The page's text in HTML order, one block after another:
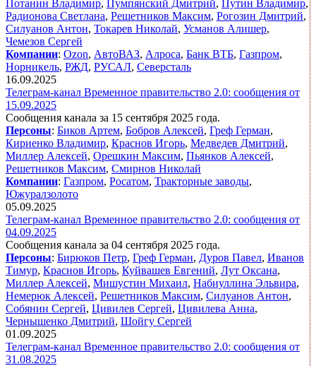
Потанин Владимир, Пумпянский Дмитрий, Путин Владимир,
Радионова Светлана, Решетников Максим, Рогозин Дмитрий,
Силуанов Антон, Токарев Николай, Усманов Алишер,
Чемезов Сергей
Компании: Ozon, АвтоВАЗ, Алроса, Банк ВТБ, Газпром,
Норникель, РЖД, РУСАЛ, Северсталь
16.09.2025
Телеграм-канал Временное правительство 2.0: сообщения от
15.09.2025
Сообщения канала за 15 сентября 2025 года.
Персоны: Биков Артем, Бобров Алексей, Греф Герман,
Кириенко Владимир, Краснов Игорь, Медведев Дмитрий,
Миллер Алексей, Орешкин Максим, Пьянков Алексей,
Решетников Максим, Смирнов Николай
Компании: Газпром, Росатом, Тракторные заводы,
Южуралзолото
05.09.2025
Телеграм-канал Временное правительство 2.0: сообщения от
04.09.2025
Сообщения канала за 04 сентября 2025 года.
Персоны: Бирюков Петр, Греф Герман, Дуров Павел, Иванов
Тимур, Краснов Игорь, Куйвашев Евгений, Лут Оксана,
Миллер Алексей, Мишустин Михаил, Набиуллина Эльвира,
Немерюк Алексей, Решетников Максим, Силуанов Антон,
Собянин Сергей, Цивилев Сергей, Цивилева Анна,
Чернышенко Дмитрий, Шойгу Сергей
01.09.2025
Телеграм-канал Временное правительство 2.0: сообщения от
31.08.2025